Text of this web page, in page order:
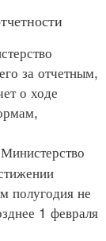
за отчетным,
о ходе
полугодия не
1 февраля